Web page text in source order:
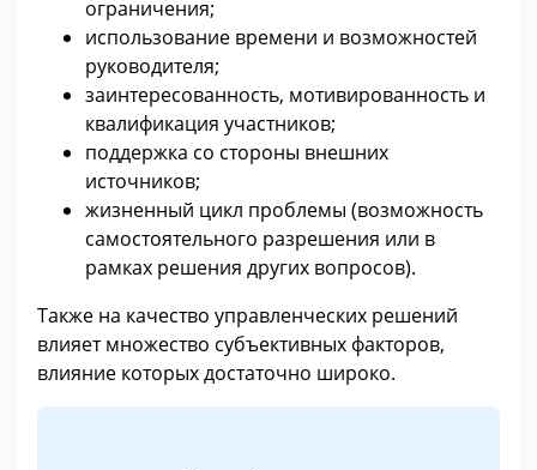
ограничения;
использование времени и возможностей
руководителя;
заинтересованность, мотивированность и
квалификация участников;
поддержка со стороны внешних
источников;
жизненный цикл проблемы (возможность
самостоятельного разрешения или в
рамках решения других вопросов).
Также на качество управленческих решений
влияет множество субъективных факторов,
влияние которых достаточно широко.